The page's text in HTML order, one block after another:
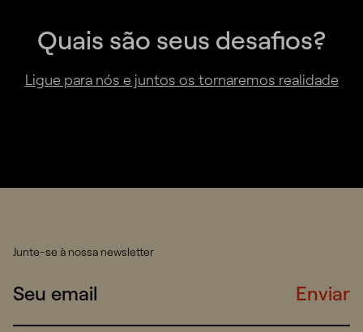
Quais são seus desafios?
Ligue para nós e juntos os tornaremos realidade
Junte-se à nossa newsletter
Enviar